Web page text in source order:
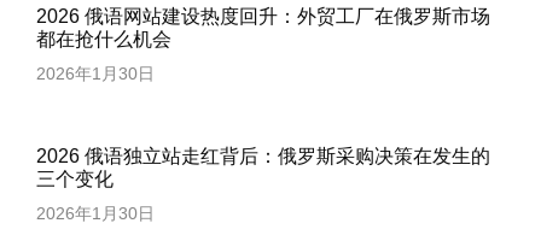
2026 俄语网站建设热度回升：外贸工厂在俄罗斯市场
都在抢什么机会
2026年1月30日
2026 俄语独立站走红背后：俄罗斯采购决策在发生的
三个变化
2026年1月30日